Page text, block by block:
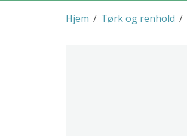
/
Hjem /
Tørk og renhold